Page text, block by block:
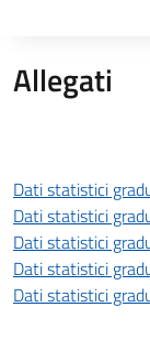
Descrizione
Allegati
Dati statistici
Dati statistici
Dati statistici
Dati statistici
Dati statistici